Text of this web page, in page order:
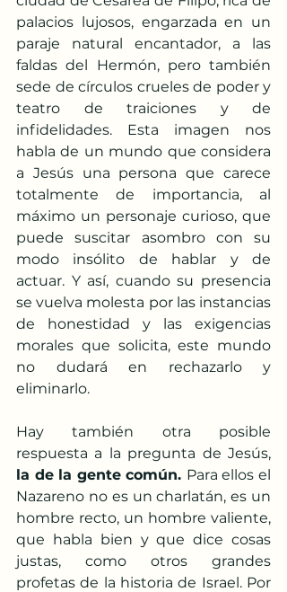
palacios lujosos, engarzada en un
paraje natural encantador, a las
faldas del Hermón, pero también
sede de círculos crueles de poder y
teatro de traiciones y de
infidelidades. Esta imagen nos
habla de un mundo que considera
a Jesús una persona que carece
totalmente de importancia, al
máximo un personaje curioso, que
puede suscitar asombro con su
modo insólito de hablar y de
actuar. Y así, cuando su presencia
se vuelva molesta por las instancias
de honestidad y las exigencias
morales que solicita, este mundo
no dudará en rechazarlo y
eliminarlo.
Hay también otra posible
la de la gente común. Para ellos el
Nazareno no es un charlatán, es un
hombre recto, un hombre valiente,
que habla bien y que dice cosas
justas, como otros grandes
profetas de la historia de Israel. Por